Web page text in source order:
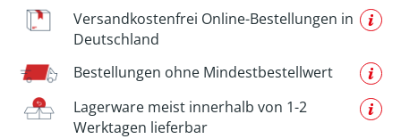
Versandkostenfrei Online-Bestellungen in
Deutschland
Bestellungen ohne Mindestbestellwert
Lagerware meist innerhalb von 1-2
Werktagen lieferbar